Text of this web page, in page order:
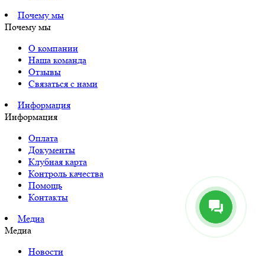
Почему мы
Почему мы
О компании
Наша команда
Отзывы
Связаться с нами
Информация
Информация
Оплата
Документы
Клубная карта
Контроль качества
Помощь
Контакты
Медиа
Медиа
Новости